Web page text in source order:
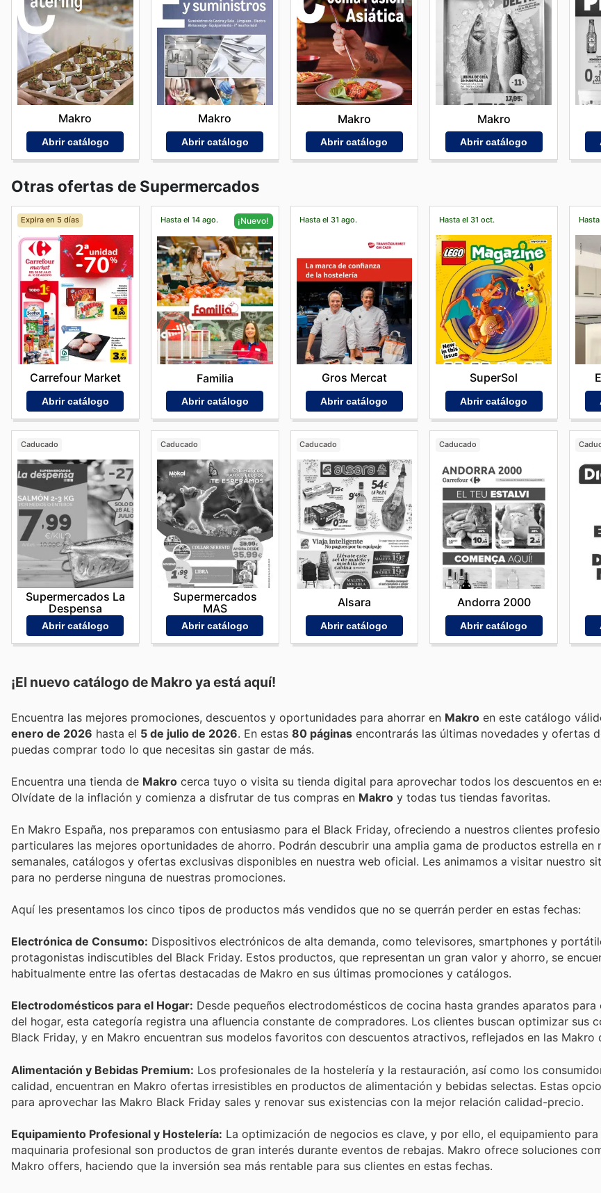
Makro
Abrir catálogo
Makro
Abrir catálogo
Makro
Abrir catálogo
Makro
Abrir catálogo
Otras ofertas de Supermercados
Expira en 5 días
Carrefour Market
Abrir catálogo
Hasta el 14 ago. ¡Nuevo!
Familia
Abrir catálogo
Hasta el 31 ago.
Gros Mercat
Abrir catálogo
Hasta el 31 oct.
SuperSol
Abrir catálogo
Caducado
Supermercados La
Despensa
Abrir catálogo
Caducado
Supermercados
MAS
Abrir catálogo
Caducado
Alsara
Abrir catálogo
Caducado
Andorra 2000
Abrir catálogo
¡El nuevo catálogo de Makro ya está aquí!
Encuentra las mejores promociones, descuentos y oportunidades para ahorrar en Makro en este catálogo
enero de 2026 hasta el 5 de julio de 2026 . En estas 80 páginas encontrarás las últimas novedades y ofertas
puedas comprar todo lo que necesitas sin gastar de más.
Encuentra una tienda de Makro cerca tuyo o visita su tienda digital para aprovechar todos los descuentos en
Olvídate de la inflación y comienza a disfrutar de tus compras en Makro y todas tus tiendas favoritas.
En Makro España, nos preparamos con entusiasmo para el Black Friday, ofreciendo a nuestros clientes
particulares las mejores oportunidades de ahorro. Podrán descubrir una amplia gama de productos estrella en
semanales, catálogos y ofertas exclusivas disponibles en nuestra web oficial. Les animamos a visitar nuestro
para no perderse ninguna de nuestras promociones.
Aquí les presentamos los cinco tipos de productos más vendidos que no se querrán perder en estas fechas:
Electrónica de Consumo: Dispositivos electrónicos de alta demanda, como televisores, smartphones y
protagonistas indiscutibles del Black Friday. Estos productos, que representan un gran valor y ahorro, se
habitualmente entre las ofertas destacadas de Makro en sus últimas promociones y catálogos.
Electrodomésticos para el Hogar: Desde pequeños electrodomésticos de cocina hasta grandes aparatos para
del hogar, esta categoría registra una afluencia constante de compradores. Los clientes buscan optimizar sus
Black Friday, y en Makro encuentran sus modelos favoritos con descuentos atractivos, reflejados en las Makro
Alimentación y Bebidas Premium: Los profesionales de la hostelería y la restauración, así como los
calidad, encuentran en Makro ofertas irresistibles en productos de alimentación y bebidas selectas. Estas
para aprovechar las Makro Black Friday sales y renovar sus existencias con la mejor relación calidad-precio.
Equipamiento Profesional y Hostelería: La optimización de negocios es clave, y por ello, el equipamiento
maquinaria profesional son productos de gran interés durante eventos de rebajas. Makro ofrece soluciones
Makro offers, haciendo que la inversión sea más rentable para sus clientes en estas fechas.